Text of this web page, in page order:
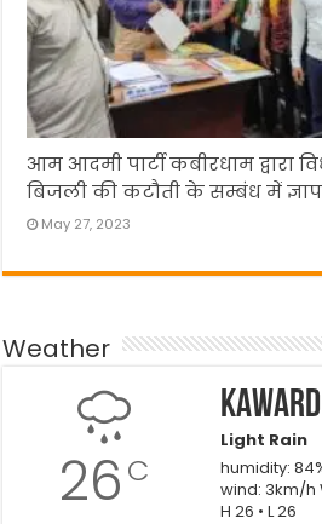
आम आदमी पार्टी कबीरधाम द्वारा
बिजली की कटौती के सम्बंध में
May 27, 2023
Weather
26 C
Light Rain
humidity:
wind: 3km/h
H 26 • L 26